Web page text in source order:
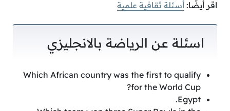
اقر أيضًا: أسئلة ثقافية علمية
اسئلة عن الرياضة بالانجليزي
Which African country was the first to qualify
for the World Cup?
Egypt.